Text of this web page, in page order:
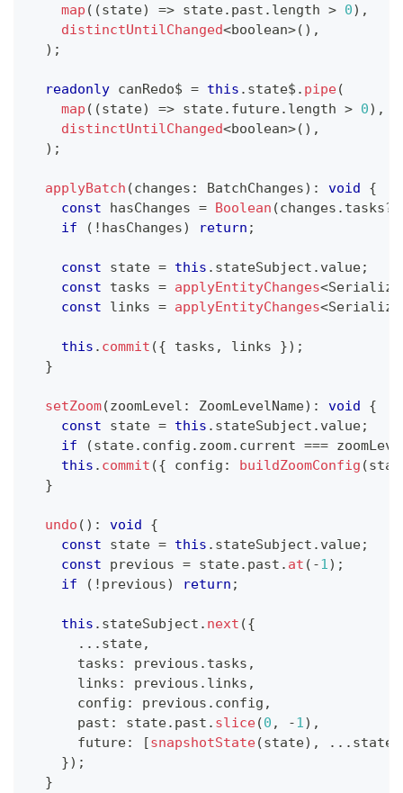
map ( (state) => state. past . length > 0) ,
distinctUntilChanged<boolean>( ) ,
) ;
readonly canRedo$ = this . state$ . pipe(
map ( (state) => state. future. length > 0) ,
distinctUntilChanged<boolean>( ) ,
) ;
applyBatch (changes : BatchChanges) : void
{
const hasChanges = Boolean (changes . tasks?.
if
( ! hasChanges) return ;
const state = this . stateSubject . value;
const tasks = applyEntityChanges<
const links = applyEntityChanges<
this . commit ({ tasks , links }) ;
}
setZoom(zoomLevel : ZoomLevelName) : void
{
const state = this . stateSubject . value;
if
(state. config . zoom. current ===
this . commit ({ config : buildZoomConfig (
}
undo ( ) : void
{
const state = this . stateSubject . value;
const previous = state. past . at ( -1 ) ;
if
( ! previous) return ;
this . stateSubject . next ({
... state,
      tasks
: previous . tasks ,
      links
: previous . links ,
      config
: previous . config ,
      past
: state. past . slice(0 , -1 ) ,
      future
: [snapshotState(state) , ... state
}) ;
}